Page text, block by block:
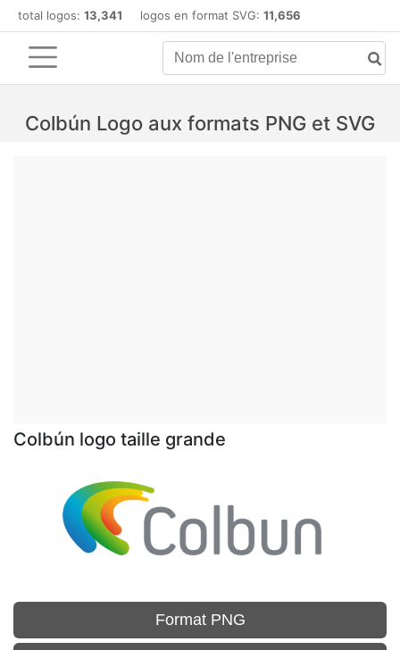
total logos: 13,341 logos en format SVG: 11,656
Colbún Logo aux formats PNG et SVG
Colbún logo taille grande
Format PNG